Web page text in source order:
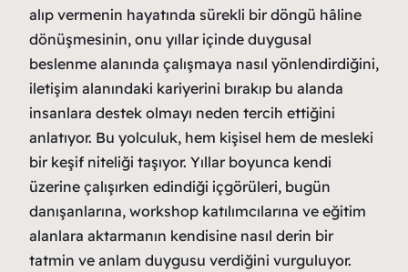
alıp vermenin hayatında sürekli bir döngü hâline
dönüşmesinin, onu yıllar içinde duygusal
beslenme alanında çalışmaya nasıl yönlendirdiğini,
iletişim alanındaki kariyerini bırakıp bu alanda
insanlara destek olmayı neden tercih ettiğini
anlatıyor. Bu yolculuk, hem kişisel hem de mesleki
bir keşif niteliği taşıyor. Yıllar boyunca kendi
üzerine çalışırken edindiği içgörüleri, bugün
danışanlarına, workshop katılımcılarına ve eğitim
alanlara aktarmanın kendisine nasıl derin bir
tatmin ve anlam duygusu verdiğini vurguluyor.